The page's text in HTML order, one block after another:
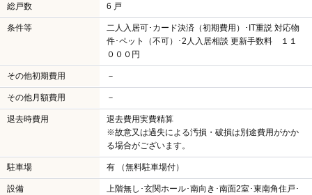
総戸数 6 戸
条件等
二人入居可･カード決済（初期費用）･IT重説 対応物
件･ペット（不可）･2人入居相談 更新手数料 １１
０００円
その他初期費用 －
その他月額費用 －
退去時費用
退去費用実費精算
※故意又は過失による汚損・破損は別途費用がかか
る場合がございます。
駐車場 有 （無料駐車場付）
設備
上階無し･玄関ホール･南向き･南面2室･東南角住戸･